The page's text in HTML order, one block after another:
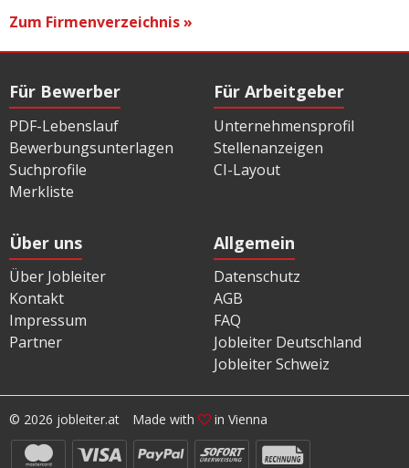
Zum Firmenverzeichnis »
Für Bewerber
PDF-Lebenslauf
Bewerbungsunterlagen
Suchprofile
Merkliste
Für Arbeitgeber
Unternehmensprofil
Stellenanzeigen
CI-Layout
Über uns
Über Jobleiter
Kontakt
Impressum
Partner
Allgemein
Datenschutz
AGB
FAQ
Jobleiter Deutschland
Jobleiter Schweiz
© 2026 jobleiter.at Made with in Vienna